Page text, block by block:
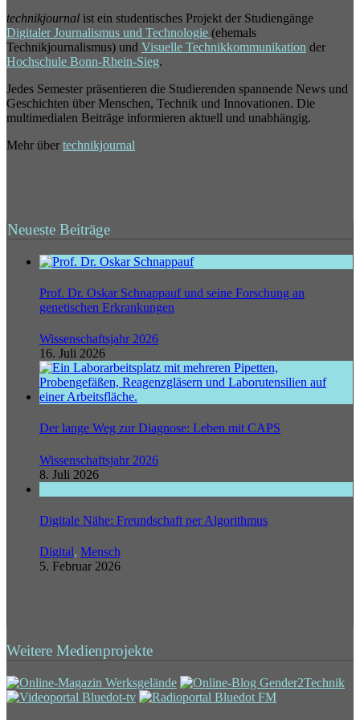
technikjournal ist ein studentisches Projekt der Studiengänge
Digitaler Journalismus und Technologie (ehemals
Technikjournalismus) und Visuelle Technikkommunikation der
Hochschule Bonn-Rhein-Sieg.
Jedes Semester präsentieren die Studierenden spannende News und
Geschichten über Menschen, Technik und Innovationen. Die
multimedialen Beiträge informieren aktuell und unabhängig.
Mehr über technikjournal
Neueste Beiträge
Prof. Dr. Oskar Schnappauf und seine Forschung an
genetischen Erkrankungen
Wissenschaftsjahr 2026
16. Juli 2026
Der lange Weg zur Diagnose: Leben mit CAPS
Wissenschaftsjahr 2026
8. Juli 2026
Digitale Nähe: Freundschaft per Algorithmus
Digital, Mensch
5. Februar 2026
Weitere Medienprojekte